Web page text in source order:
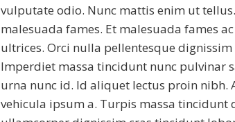
vulputate odio. Nunc mattis enim ut
malesuada fames. Et malesuada fames
ultrices. Orci nulla pellentesque
Imperdiet massa tincidunt nunc pulvinar
urna nunc id. Id aliquet lectus proin nibh.
vehicula ipsum a. Turpis massa tincidunt